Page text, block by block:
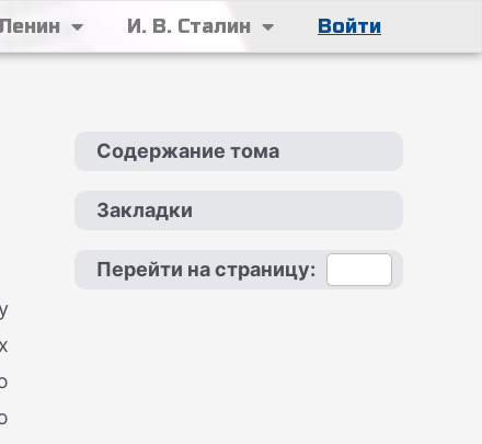
И. В. Сталин Войти
Содержание тома
Закладки
Перейти на страницу: